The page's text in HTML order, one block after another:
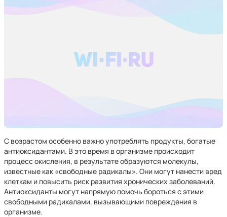
С возрастом особенно важно употреблять продукты, богатые
антиоксидантами. В это время в организме происходит
процесс окисления, в результате образуются молекулы,
известные как «свободные радикалы». Они могут нанести вред
клеткам и повысить риск развития хронических заболеваний.
Антиоксиданты могут напрямую помочь бороться с этими
свободными радикалами, вызывающими повреждения в
организме.